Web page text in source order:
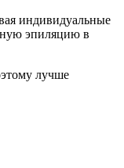
индивидуальные
эпиляцию в
лучше